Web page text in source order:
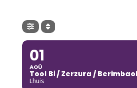
01
AOÛ
Tool Bi / Zerzura /
Lhuis